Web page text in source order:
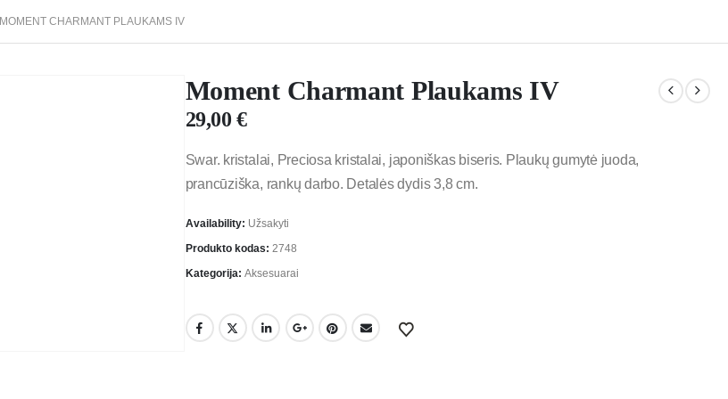
MOMENT CHARMANT PLAUKAMS IV
Moment Charmant Plaukams IV
29,00 €
Swar. kristalai, Preciosa kristalai, japoniškas biseris. Plaukų gumytė juoda,
prancūziška, rankų darbo. Detalės dydis 3,8 cm.
Availability: Užsakyti
Produkto kodas: 2748
Kategorija: Aksesuarai